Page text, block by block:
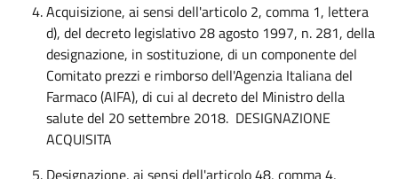
Acquisizione, ai sensi dell'articolo 2, comma 1, lettera
d), del decreto legislativo 28 agosto 1997, n. 281, della
designazione, in sostituzione, di un componente del
Comitato prezzi e rimborso dell'Agenzia Italiana del
Farmaco (AIFA), di cui al decreto del Ministro della
salute del 20 settembre 2018. DESIGNAZIONE
ACQUISITA
Designazione, ai sensi dell'articolo 48, comma 4,